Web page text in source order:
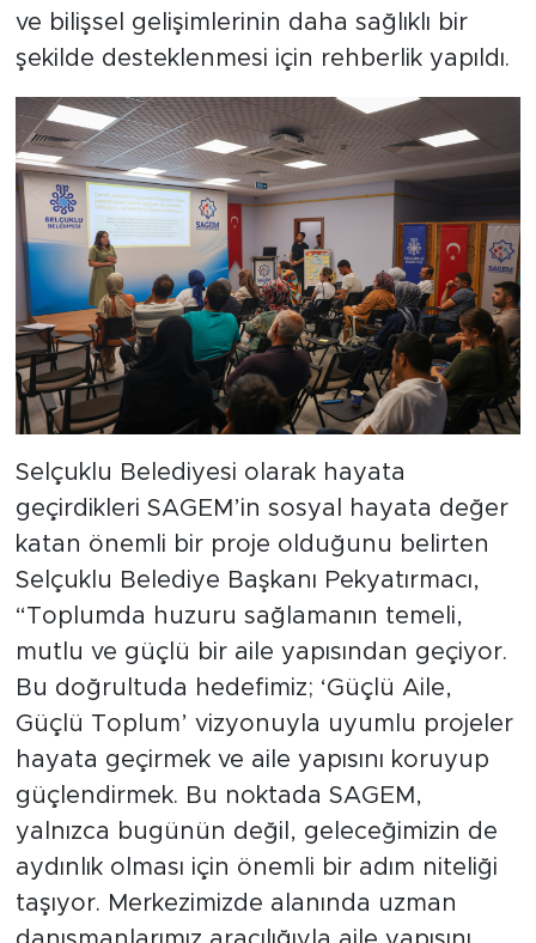
ve bilişsel gelişimlerinin daha sağlıklı bir
şekilde desteklenmesi için rehberlik yapıldı.
Selçuklu Belediyesi olarak hayata
geçirdikleri SAGEM’in sosyal hayata değer
katan önemli bir proje olduğunu belirten
Selçuklu Belediye Başkanı Pekyatırmacı,
“Toplumda huzuru sağlamanın temeli,
mutlu ve güçlü bir aile yapısından geçiyor.
Bu doğrultuda hedefimiz; ‘Güçlü Aile,
Güçlü Toplum’ vizyonuyla uyumlu projeler
hayata geçirmek ve aile yapısını koruyup
güçlendirmek. Bu noktada SAGEM,
yalnızca bugünün değil, geleceğimizin de
aydınlık olması için önemli bir adım niteliği
taşıyor. Merkezimizde alanında uzman